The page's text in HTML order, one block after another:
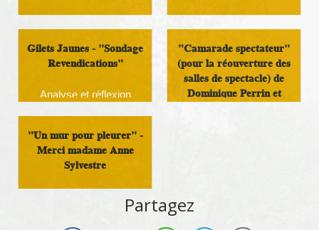
Gilets Jaunes - "Sondage
Revendications"
Analyse et réflexion
"Camarade spectateur"
(pour la réouverture des
salles de spectacle) de
Dominique Perrin et
"Un mur pour pleurer" -
Merci madame Anne
Sylvestre
Partagez